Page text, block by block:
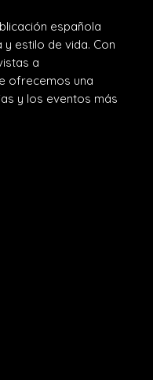
española
estilo de vida. Con
a
ofrecemos una
y los eventos más